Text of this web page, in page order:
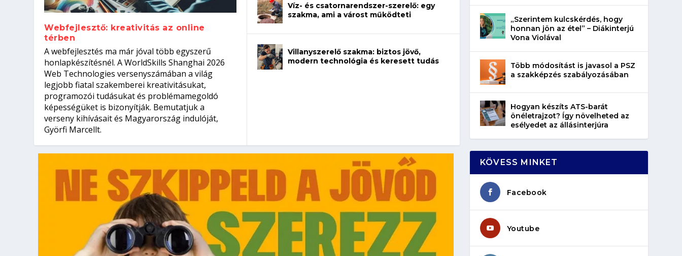
Kitalálod, mire használják ezeket a gépeket?
Írta: Tóth Mónika |2026. augusztus. 4.| Kvíz
Nem sikerült az egyetemi felvételi? Tanulj szakmát!
Írta: Oláh Erika |2026. augusztus. 4.| Iskolák
Szoftverfejlesztő: verseny kódban – amikor néhány sor program dönti
el a világversenyt...
Írta: Szakmát Szerzek | 2026. augusztus. 3.| Mi leszek?
Digitális detox – hogyan kapcsolódj ki telefon nélkül?
Írta: Oláh Erika |2026. augusztus. 3.| Egészség
Webfejlesztő: kreativitás az online
térben
A webfejlesztés ma már jóval több egyszerű
honlapkészítésnél. A WorldSkills Shanghai 2026
Web Technologies versenyszámában a világ
legjobb fiatal szakemberei kreativitásukat,
programozói tudásukat és problémamegoldó
képességüket is bizonyítják. Bemutatjuk a
verseny kihívásait és Magyarország indulóját,
Györfi Marcellt.
Víz- és csatornarendszer-szerelő: egy
szakma, ami a várost működteti
Villanyszerelő szakma: biztos jövő,
modern technológia és keresett tudás
„Szerintem kulcskérdés, hogy
honnan jön az étel” – Diákinterjú
Vona Violával
Több módosítást is javasol a PSZ
a szakképzés szabályozásában
Hogyan készíts ATS-barát
önéletrajzot? Így növelheted az
esélyedet az állásinterjúra
KÖVESS MINKET
Facebook
Youtube